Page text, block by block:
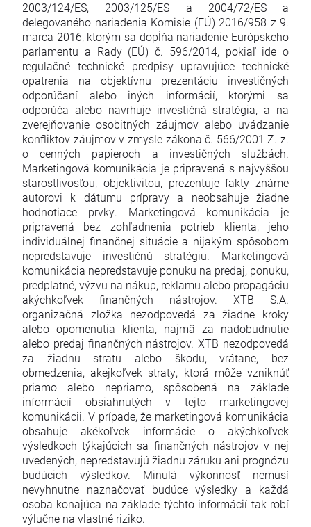
2003/124/ES, 2003/125/ES a 2004/72/ES a
delegovaného nariadenia Komisie (EÚ) 2016/958 z 9.
marca 2016, ktorým sa dopĺňa nariadenie Európskeho
parlamentu a Rady (EÚ) č. 596/2014, pokiaľ ide o
regulačné technické predpisy upravujúce technické
opatrenia na objektívnu prezentáciu investičných
odporúčaní alebo iných informácií, ktorými sa
odporúča alebo navrhuje investičná stratégia, a na
zverejňovanie osobitných záujmov alebo uvádzanie
konfliktov záujmov v zmysle zákona č. 566/2001 Z. z.
o cenných papieroch a investičných službách.
Marketingová komunikácia je pripravená s najvyššou
starostlivosťou, objektivitou, prezentuje fakty známe
autorovi k dátumu prípravy a neobsahuje žiadne
hodnotiace prvky. Marketingová komunikácia je
pripravená bez zohľadnenia potrieb klienta, jeho
individuálnej finančnej situácie a nijakým spôsobom
nepredstavuje investičnú stratégiu. Marketingová
komunikácia nepredstavuje ponuku na predaj, ponuku,
predplatné, výzvu na nákup, reklamu alebo propagáciu
akýchkoľvek finančných nástrojov. XTB S.A.
organizačná zložka nezodpovedá za žiadne kroky
alebo opomenutia klienta, najmä za nadobudnutie
alebo predaj finančných nástrojov. XTB nezodpovedá
za žiadnu stratu alebo škodu, vrátane, bez
obmedzenia, akejkoľvek straty, ktorá môže vzniknúť
priamo alebo nepriamo, spôsobená na základe
informácií obsiahnutých v tejto marketingovej
komunikácii. V prípade, že marketingová komunikácia
obsahuje akékoľvek informácie o akýchkoľvek
výsledkoch týkajúcich sa finančných nástrojov v nej
uvedených, nepredstavujú žiadnu záruku ani prognózu
budúcich výsledkov. Minulá výkonnosť nemusí
nevyhnutne naznačovať budúce výsledky a každá
osoba konajúca na základe týchto informácií tak robí
výlučne na vlastné riziko.